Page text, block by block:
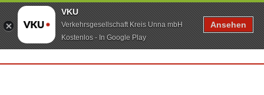
VKU
Verkehrsgesellschaft Kreis Unna mbH
Kostenlos - In Google Play
Ansehen